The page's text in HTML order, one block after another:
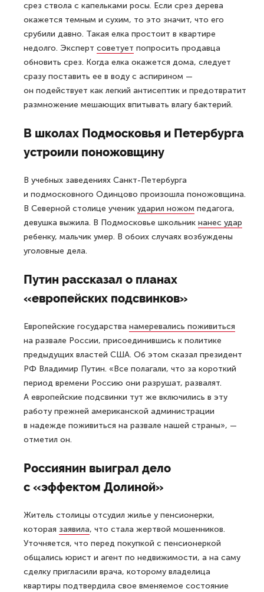
срез ствола с капельками росы. Если срез дерева
окажется темным и сухим, то это значит, что его
срубили давно. Такая елка простоит в квартире
недолго. Эксперт советует попросить продавца
обновить срез. Когда елка окажется дома, следует
сразу поставить ее в воду с аспирином —
он подействует как легкий антисептик и предотвратит
размножение мешающих впитывать влагу бактерий.
В школах Подмосковья и Петербурга
устроили поножовщину
В учебных заведениях Санкт-Петербурга
и подмосковного Одинцово произошла поножовщина.
В Северной столице ученик ударил ножом педагога,
девушка выжила. В Подмосковье школьник нанес удар
ребенку, мальчик умер. В обоих случаях возбуждены
уголовные дела.
Путин рассказал о планах
«европейских подсвинков»
Европейские государства намеревались поживиться
на развале России, присоединившись к политике
предыдущих властей США. Об этом сказал президент
РФ Владимир Путин. «Все полагали, что за короткий
период времени Россию они разрушат, развалят.
А европейские подсвинки тут же включились в эту
работу прежней американской администрации
в надежде поживиться на развале нашей страны», —
отметил он.
Россиянин выиграл дело
с «эффектом Долиной»
Житель столицы отсудил жилье у пенсионерки,
которая заявила, что стала жертвой мошенников.
Уточняется, что перед покупкой с пенсионеркой
общались юрист и агент по недвижимости, а на саму
сделку пригласили врача, которому владелица
квартиры подтвердила свое вменяемое состояние